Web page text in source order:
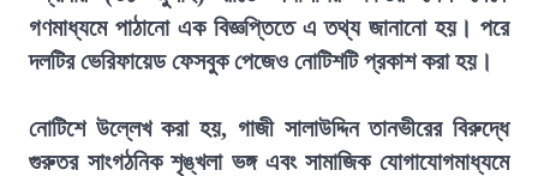
গণমাধ্যমে পাঠানো এক বিজ্ঞপ্তিতে এ তথ্য জানানো হয়। পরে
দলটির ভেরিফায়েড ফেসবুক পেজেও নোটিশটি প্রকাশ করা হয়।
নোটিশে উল্লেখ করা হয়, গাজী সালাউদ্দিন তানভীরের বিরুদ্ধে
গুরুতর সাংগঠনিক শৃঙ্খলা ভঙ্গ এবং সামাজিক যোগাযোগমাধ্যমে